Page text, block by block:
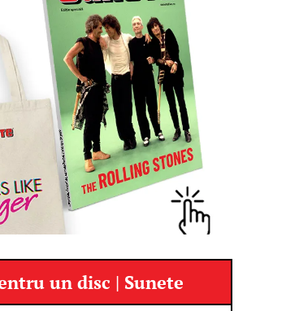
un disc | Sunete